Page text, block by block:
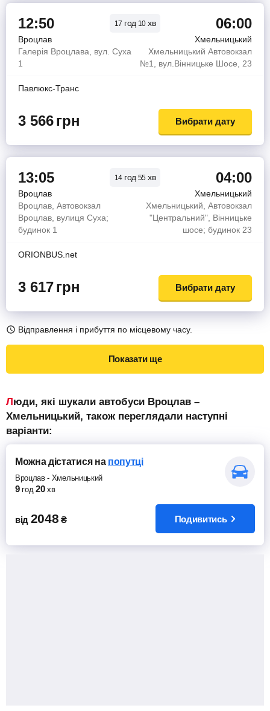
12:50 17 год 10 хв 06:00
Вроцлав
Хмельницький
Галерія Вроцлава, вул. Суха
1
Хмельницький Автовокзал
№1, вул.Вінницьке Шосе, 23
Павлюкс-Транс
3 566грн Вибрати дату
13:05 14 год 55 хв 04:00
Вроцлав
Хмельницький
Вроцлав, Автовокзал
Вроцлав, вулиця Суха;
будинок 1
Хмельницький, Автовокзал
"Центральний", Вінницьке
шосе; будинок 23
ORIONBUS.net
3 617грн Вибрати дату
Відправлення і прибуття по місцевому часу.
Показати ще
Люди, які шукали автобуси Вроцлав –
Хмельницький, також переглядали наступні
варіанти:
Можна дістатисяна попутці
Вроцлав- Хмельницький
9 год 20 хв
від 2048 ₴ Подивитись